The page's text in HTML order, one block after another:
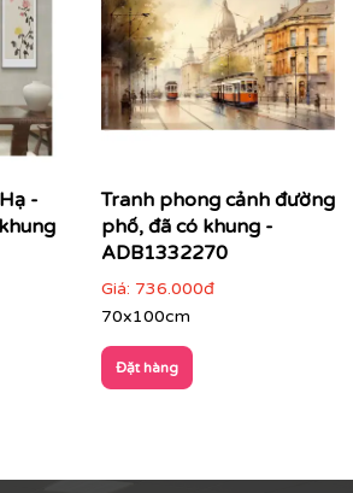
cấp
dặn, bề mặt sần nhẹ, giữ màu tốt,
màu.
cho hình ảnh sắc nét, sống
-
Tranh phong cảnh đường
phố, đã có khung -
ADB1332270
Giá: 736.000đ
70x100cm
Đặt hàng